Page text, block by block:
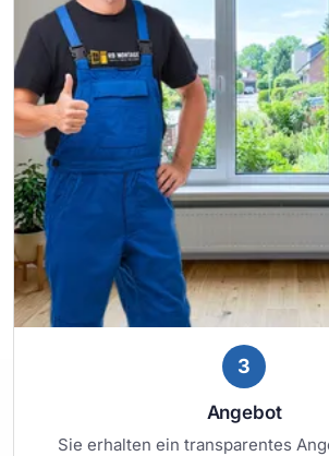
3
Angebot
Sie erhalten ein transparentes